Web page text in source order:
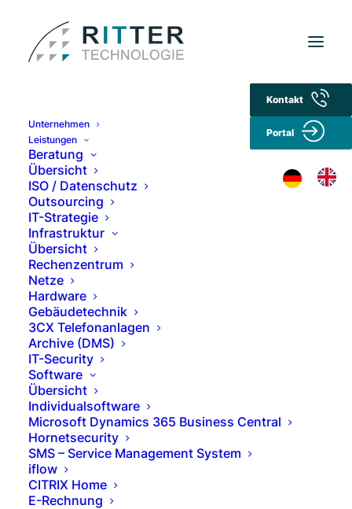
Unternehmen
Leistungen
Beratung
Übersicht
ISO / Datenschutz
Outsourcing
IT-Strategie
Infrastruktur
Übersicht
Rechenzentrum
Netze
Hardware
Gebäudetechnik
3CX Telefonanlagen
Archive (DMS)
IT-Security
Software
Übersicht
Individualsoftware
Microsoft Dynamics 365 Business Central
Hornetsecurity
SMS – Service Management System
iflow
CITRIX Home
E-Rechnung
Kontakt
Portal
<< zurück zur IT-Security Übersicht
IT-Security Stufe 2
Der nächste Schritt zur Stabilisierung:
Solide Schutzmechanismen